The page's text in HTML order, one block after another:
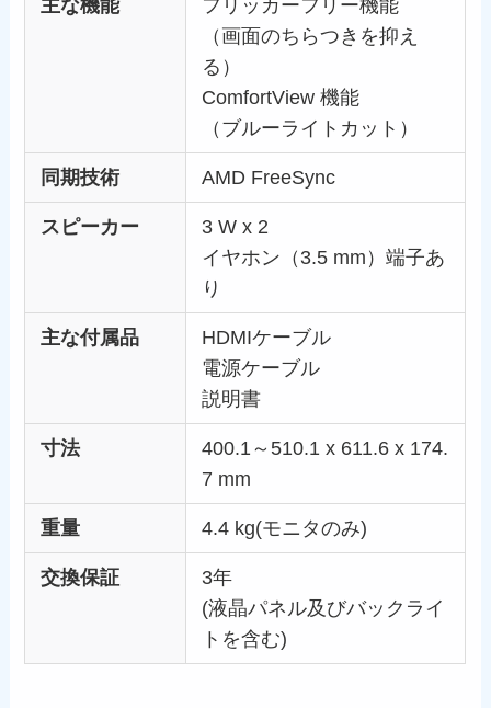
主な機能
フリッカーフリー機能
（画面のちらつきを抑え
る）
ComfortView 機能
（ブルーライトカット）
同期技術 AMD FreeSync
スピーカー
3 W x 2
イヤホン（3.5 mm）端子あ
り
主な付属品
HDMIケーブル
電源ケーブル
説明書
寸法
400.1～510.1 x 611.6 x 174.
7 mm
重量 4.4 kg(モニタのみ)
交換保証
3年
(液晶パネル及びバックライ
トを含む)